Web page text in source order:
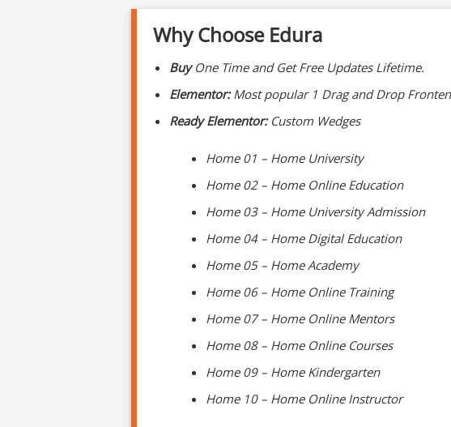
Why Choose Edura
BuyOne Time and Get Free Updates Lifetime.
Elementor:Most popular 1 Drag and Drop
Ready Elementor: Custom Wedges
Home 01 – Home University
Home 02 – Home Online Education
Home 03 – Home University Admission
Home 04 – Home Digital Education
Home 05 – Home Academy
Home 06 – Home Online Training
Home 07 – Home Online Mentors
Home 08 – Home Online Courses
Home 09 – Home Kindergarten
Home 10 – Home Online Instructor